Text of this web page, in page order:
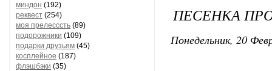
миндон (192)
реквест (254)
моя прелесссть (89)
подорожники (109)
подарки друзьям (45)
косплейное (187)
флэшбэки (35)
ПЕСЕНКА
Понедельник, 20